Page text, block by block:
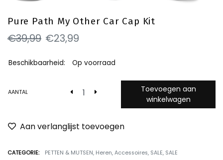
Pure Path My Other Car Cap Kit
€39,99 €23,99
Beschikbaarheid: Op voorraad
AANTAL
Toevoegen aan
winkelwagen
Aan verlanglijst toevoegen
CATEGORIE: PETTEN & MUTSEN, Heren, Accessoires, SALE, SALE